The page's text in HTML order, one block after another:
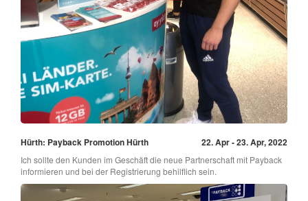
Hürth: Payback Promotion Hürth 22. Apr - 23. Apr, 2022
Ich sollte den Kunden im Geschäft die neue Partnerschaft mit Payback
informieren und bei der Registrierung behilflich sein.